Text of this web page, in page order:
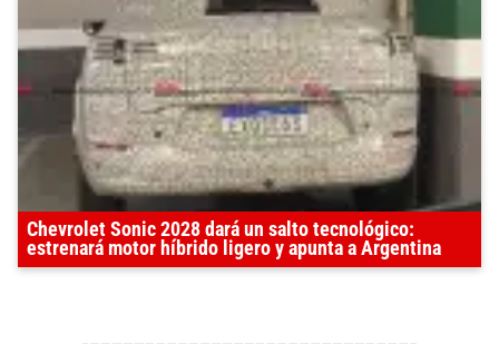
Chevrolet Sonic 2028 dará un salto tecnológico:
estrenará motor híbrido ligero y apunta a Argentina